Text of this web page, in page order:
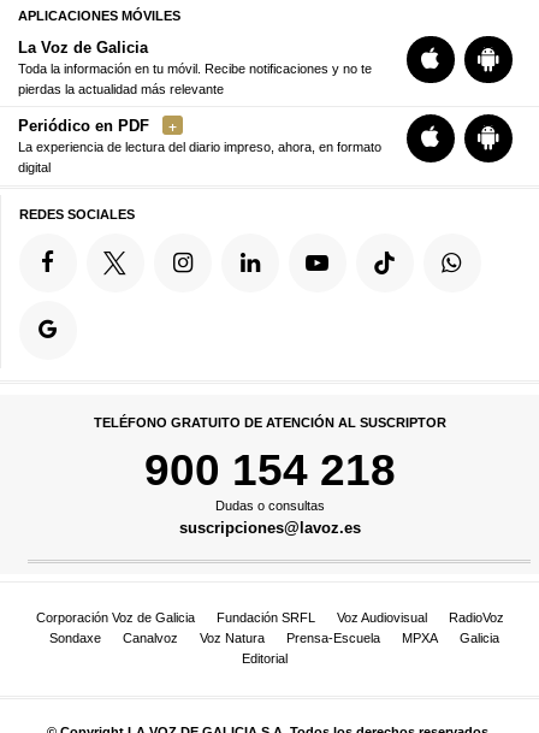
APLICACIONES MÓVILES
La Voz de Galicia
Toda la información en tu móvil. Recibe notificaciones y no te
pierdas la actualidad más relevante
Periódico en PDF
La experiencia de lectura del diario impreso, ahora, en formato
digital
REDES SOCIALES
TELÉFONO GRATUITO DE ATENCIÓN AL SUSCRIPTOR
900 154 218
Dudas o consultas
suscripciones@lavoz.es
Corporación Voz de Galicia Fundación SRFL Voz Audiovisual
RadioVoz
Sondaxe
Canalvoz Voz Natura Prensa-Escuela MPXA
Galicia
Editorial